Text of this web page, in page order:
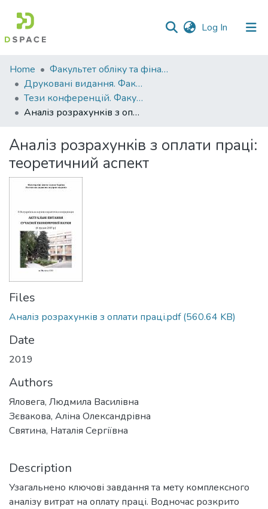
Log In (current)
Communities
&
Collections
All of DSpace
Statistics
Home
Факультет обліку та фінансів
Друковані видання. Факультет обліку та фінансів
Тези конференцій. Факультет обліку та фінансів
Аналіз розрахунків з оплати праці: теоретичний аспект
Аналіз розрахунків з оплати праці:
теоретичний аспект
Files
Аналіз розрахунків з оплати праці.pdf(560.64 KB)
Date
2019
Authors
Яловега, Людмила Василівна
Зєвакова, Аліна Олександрівна
Святина, Наталія Сергіївна
Description
Узагальнено ключові завдання та мету комплексного
аналізу витрат на оплату праці. Водночас розкрито